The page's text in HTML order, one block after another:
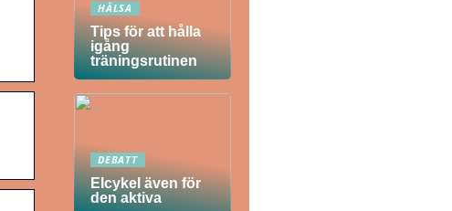
HÄLSA
Tips för att hålla
igång
träningsrutinen
DEBATT
Elcykel även för
den aktiva